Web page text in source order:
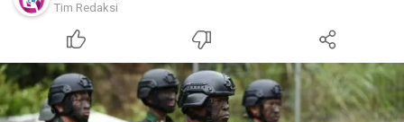
Tim Redaksi